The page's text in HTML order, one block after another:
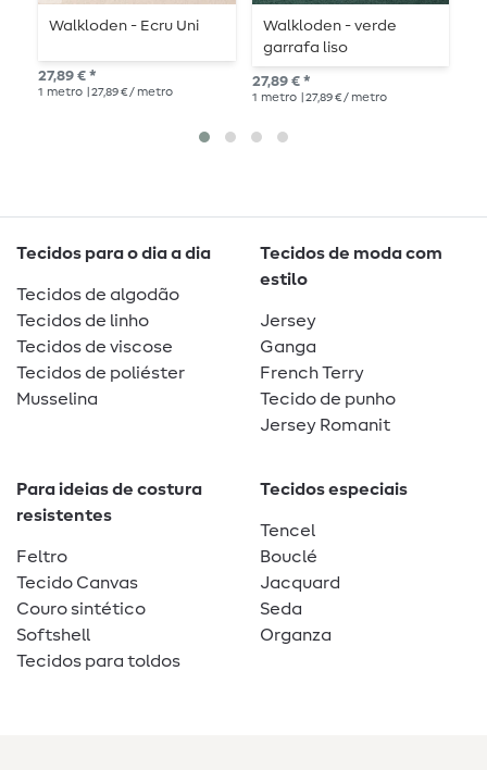
Walkloden - Ecru Uni
27,89 € *
1 metro | 27,89 € / metro
Walkloden - verde
garrafa liso
27,89 € *
1 metro | 27,89 € / metro
Tecidos para o dia a dia
Tecidos de algodão
Tecidos de linho
Tecidos de viscose
Tecidos de poliéster
Musselina
Tecidos de moda com
estilo
Jersey
Ganga
French Terry
Tecido de punho
Jersey Romanit
Para ideias de costura
resistentes
Feltro
Tecido Canvas
Couro sintético
Softshell
Tecidos para toldos
Tecidos especiais
Tencel
Bouclé
Jacquard
Seda
Organza